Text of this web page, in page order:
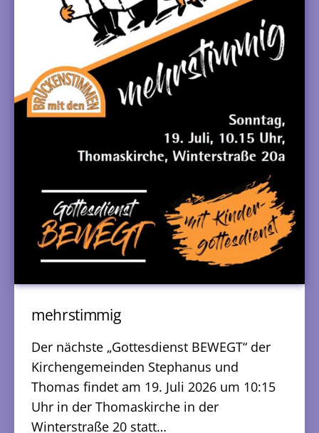
mehrstimmig
Der nächste „Gottesdienst BEWEGT“ der
Kirchengemeinden Stephanus und
Thomas findet am 19. Juli 2026 um 10:15
Uhr in der Thomaskirche in der
Winterstraße 20 statt…